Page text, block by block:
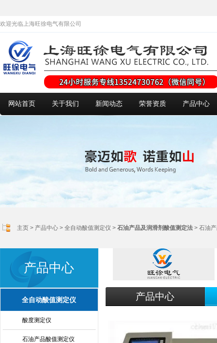
欢迎光临上海旺徐电气有限公司
网站首页 关于我们 新闻动态 荣誉资质 产品中心
主页 > 产品中心 > 全自动酸值测定仪 > 石油产品及润滑剂酸值测定法 > 石油
产品中心
全自动酸值测定仪
酸度测定仪
石油产品酸值测定仪
产品中心